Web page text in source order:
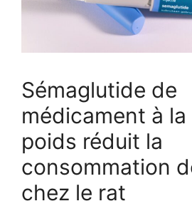
Sémaglutide de
médicament à
poids réduit la
consommation
chez le rat